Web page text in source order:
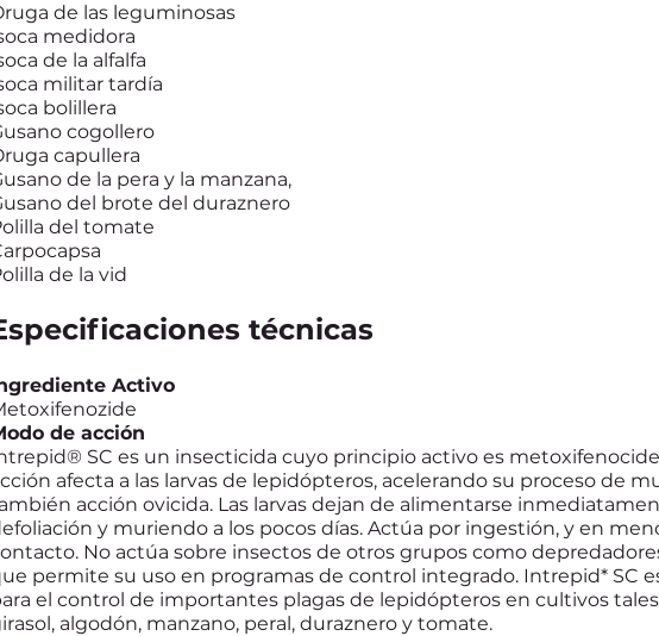
de las leguminosas
medidora
de la alfalfa
militar tardía
bolillera
cogollero
capullera
de la pera y la manzana,
del brote del duraznero
del tomate
de la vid
técnicas
Activo
de acción
SC es un insecticida cuyo principio activo es
afecta a las larvas de lepidópteros, acelerando su proceso de
acción ovicida. Las larvas dejan de alimentarse
y muriendo a los pocos días. Actúa por ingestión, y en
No actúa sobre insectos de otros grupos como
permite su uso en programas de control integrado. Intrepid* SC
el control de importantes plagas de lepidópteros en cultivos
algodón, manzano, peral, duraznero y tomate.